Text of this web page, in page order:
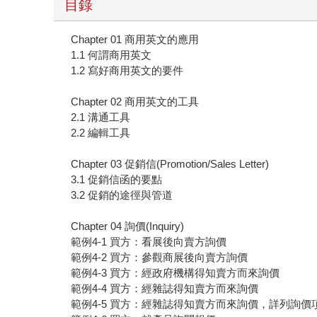
目錄
Chapter 01 商用英文的應用
1.1 何謂商用英文
1.2 寫好商用英文的要件
Chapter 02 商用英文的工具
2.1 溝通工具
2.2 編輯工具
Chapter 03 促銷信(Promotion/Sales Letter)
3.1 促銷信函的要點
3.2 促銷的途徑與管道
Chapter 04 詢價(Inquiry)
範例4-1 買方：看展後向賣方詢價
範例4-2 買方：參觀商展後向賣方詢價
範例4-3 買方：經政府機構得知賣方而來詢價
範例4-4 買方：經雜誌得知賣方而來詢價
範例4-5 買方：經雜誌得知賣方而來詢價，詳列詢價